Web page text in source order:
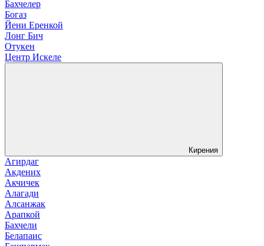
Бахчелер
Богаз
Йени Еренкой
Лонг Бич
Отукен
Центр Искеле
Кирения
Агирдаг
Акдених
Акчичек
Алагади
Алсанжак
Арапкой
Бахчели
Белапаис